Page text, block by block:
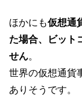
ほかにも仮想通
た場合、ビット
せん。
世界の仮想通貨
ありそうです。